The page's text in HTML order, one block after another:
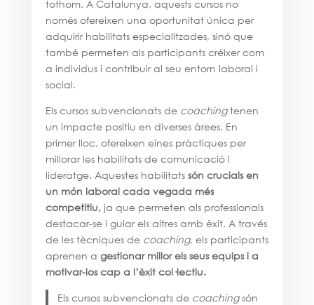
tothom. A Catalunya, aquests cursos no
només ofereixen una oportunitat única per
adquirir habilitats especialitzades, sinó que
també permeten als participants créixer com
a individus i contribuir al seu entorn laboral i
social.
Els cursos subvencionats de coachingtenen
un impacte positiu en diverses àrees. En
primer lloc, ofereixen eines pràctiques per
millorar les habilitats de comunicació i
lideratge. Aquestes habilitats són crucials en
un món laboral cada vegada més
competitiu,ja que permeten als professionals
destacar-se i guiar els altres amb èxit. A través
de les tècniques de coaching, els participants
aprenen a gestionar millor els seus equips i a
motivar-los cap a l’èxit col·lectiu.
Els cursos subvencionats de coachingsón